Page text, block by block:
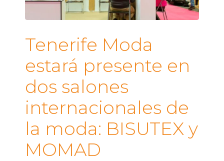
Tenerife Moda
estará presente en
dos salones
internacionales de
la moda: BISUTEX y
MOMAD